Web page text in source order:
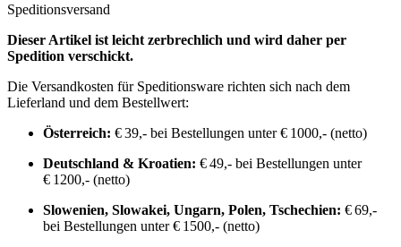
Speditionsversand
Dieser Artikel ist leicht zerbrechlich und wird daher per
Spedition verschickt.
Die Versandkosten für Speditionsware richten sich nach dem
Lieferland und dem Bestellwert:
Österreich: € 39,- bei Bestellungen unter € 1000,- (netto)
Deutschland & Kroatien: € 49,- bei Bestellungen unter
€ 1200,- (netto)
Slowenien, Slowakei, Ungarn, Polen, Tschechien: € 69,-
bei Bestellungen unter € 1500,- (netto)